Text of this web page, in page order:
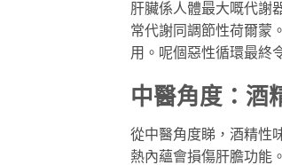
肝臟係人體最大嘅代謝
常代謝同調節性荷爾蒙
用。呢個惡性循環最終
中醫角度：酒
從中醫角度睇，酒精性
熱內蘊會損傷肝膽功能